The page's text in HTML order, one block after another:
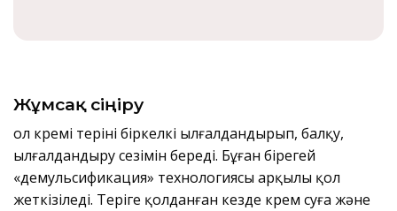
Жұмсақ сіңіру
Қол кремі теріні біркелкі ылғалдандырып, балқу,
ылғалдандыру сезімін береді. Бұған бірегей
«демульсификация» технологиясы арқылы қол
жеткізіледі. Теріге қолданған кезде крем суға және